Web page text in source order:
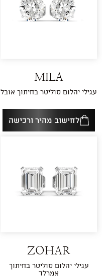
MILA
עגילי יהלום סוליטר בחיתוך אובל
לחישוב מהיר ורכישה
ZOHAR
עגילי יהלום סוליטר בחיתוך
אמרלד